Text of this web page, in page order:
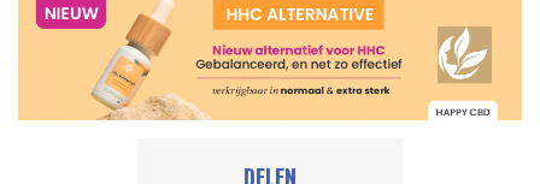
DELEN